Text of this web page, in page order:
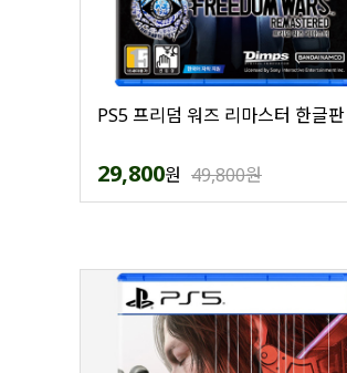
PS5 프리덤 워즈 리마스터 한글판
29,800원 49,800원